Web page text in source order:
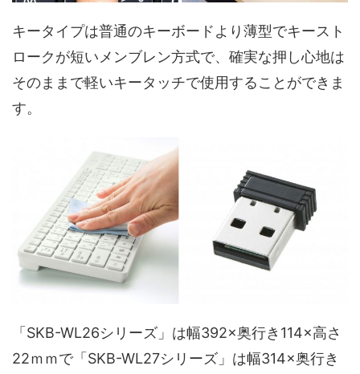
キータイプは普通のキーボードより薄型でキースト
ロークが短いメンブレン方式で、確実な押し心地は
そのままで軽いキータッチで使用することができま
す。
「SKB-WL26シリーズ」は幅392×奥行き114×高さ
22ｍｍで「SKB-WL27シリーズ」は幅314×奥行き